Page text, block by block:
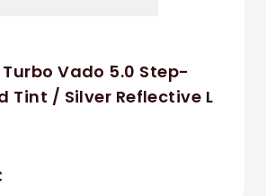
Vado 5.0 Step-
Tint / Silver Reflective L